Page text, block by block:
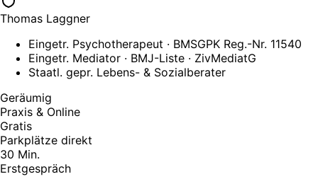
Thomas Laggner
Eingetr. Psychotherapeut · BMSGPK Reg.-Nr. 11540
Eingetr. Mediator · BMJ-Liste · ZivMediatG
Staatl. gepr. Lebens- & Sozialberater
Geräumig
Praxis & Online
Gratis
Parkplätze direkt
30 Min.
Erstgespräch